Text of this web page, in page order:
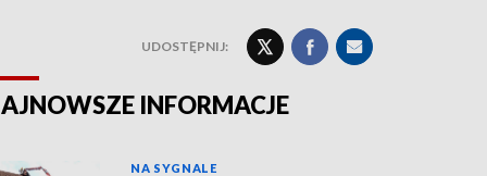
UDOSTĘPNIJ:
INFORMACJE
NA SYGNALE